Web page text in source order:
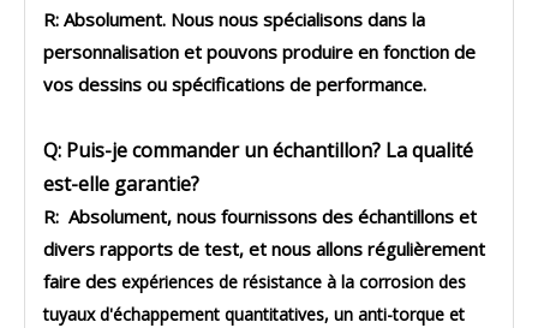
R: Absolument. Nous nous spécialisons dans la
personnalisation et pouvons produire en fonction de
vos dessins ou spécifications de performance.
Q: Puis-je commander un échantillon? La qualité
est-elle garantie?
R: Absolument, nous fournissons des échantillons et
divers rapports de test, et nous allons régulièrement
faire des expériences de résistance à la corrosion des
tuyaux d'échappement quantitatives, un anti-torque et